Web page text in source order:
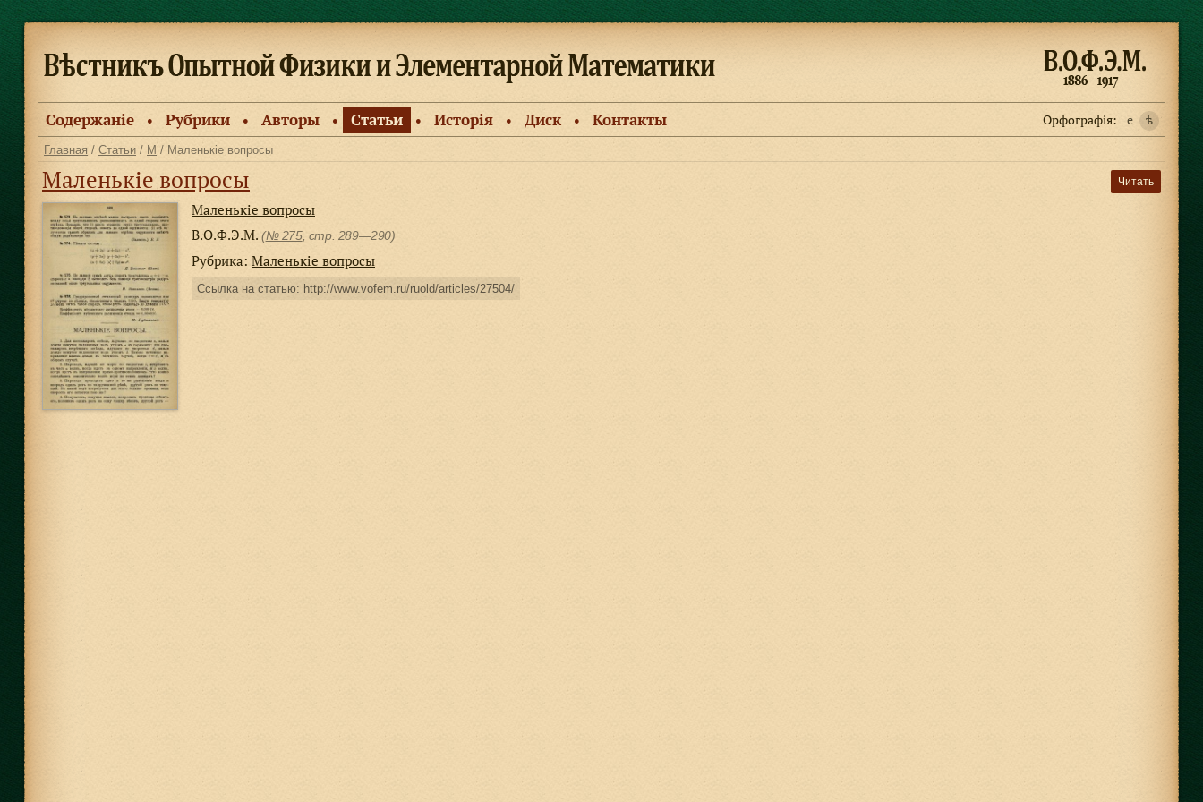
Содержанiе ● Рубрики ● Авторы ● Статьи ● Исторiя ● Диск ● Контакты Орфографiя: e ѣ
Главная / Статьи / М / Маленькiе вопросы
Читать
Маленькiе вопросы
Маленькiе вопросы
В.О.Ф.Э.М. (№ 275, стр. 289—290)
Рубрика: Маленькiе вопросы
Ссылка на статью: http://www.vofem.ru/ruold/articles/27504/